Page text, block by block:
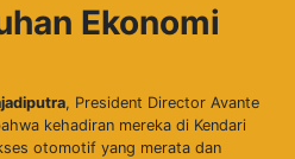
Ekonomi
, President Director Avante
kehadiran mereka di Kendari
otomotif yang merata dan